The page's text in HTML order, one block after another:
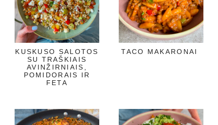
KUSKUSO SALOTOS
SU TRAŠKIAIS
AVINŽIRNIAIS,
POMIDORAIS IR
FETA
TACO MAKARONAI